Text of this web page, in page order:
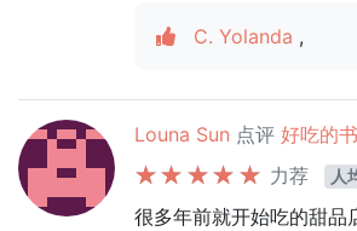
C. Yolanda ,
Louna Sun 点评 好吃的
力荐
人
很多年前就开始吃的甜品